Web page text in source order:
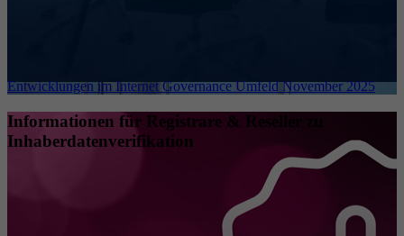
Entwicklungen im Internet Governance Umfeld November 2025
Informationen für Registrare & Reseller zu
Inhaberdatenverifikation